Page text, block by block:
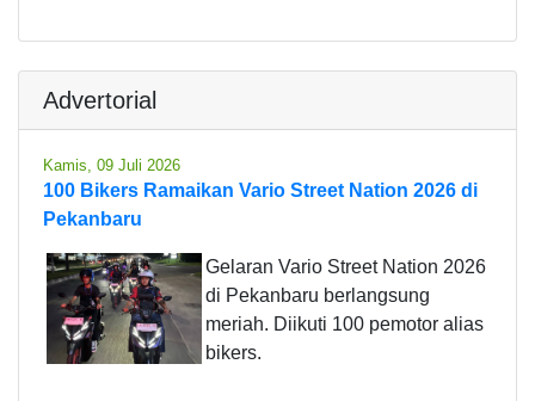
Advertorial
Kamis, 09 Juli 2026
100 Bikers Ramaikan Vario Street Nation 2026 di
Pekanbaru
Gelaran Vario Street Nation 2026
di Pekanbaru berlangsung
meriah. Diikuti 100 pemotor alias
bikers.